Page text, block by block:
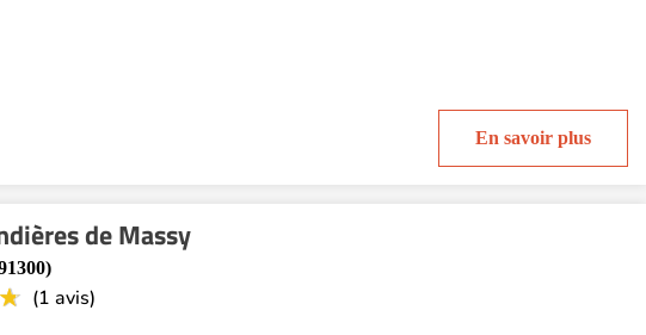
En savoir plus
de Massy
(1 avis)